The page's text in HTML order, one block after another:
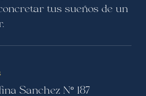
tus sueños de un
Sanchez Nº 187